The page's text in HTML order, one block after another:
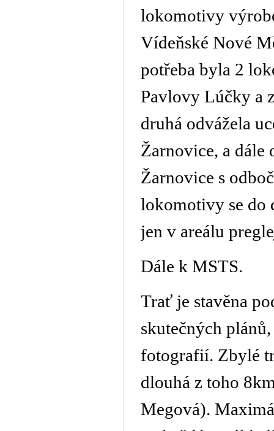
lokomotivy
Vídeňské Nové
potřeba byla 2
Pavlovy Lúčky a
druhá odvážela
Žarnovice, a dále
Žarnovice s
lokomotivy se do
jen v areálu
Dále k MSTS.
Trať je stavěna
skutečných
fotografií. Zbylé
dlouhá z toho
Megová).